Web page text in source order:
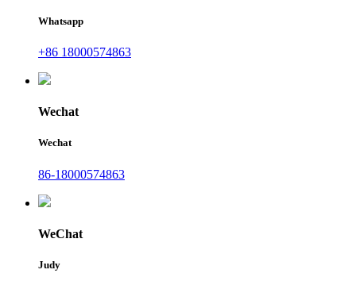
Whatsapp
+86 18000574863
Wechat
Wechat
86-18000574863
WeChat
Judy